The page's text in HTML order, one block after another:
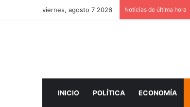
viernes, agosto 7 2026 Noticias de última hora
INICIO POLÍTICA ECONOMÍA